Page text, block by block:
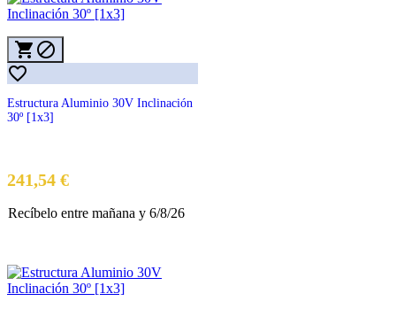
 

Estructura Aluminio 30V Inclinación
30º [1x3]
241,54 €Precio
Recíbelo entre mañana y 6/8/26